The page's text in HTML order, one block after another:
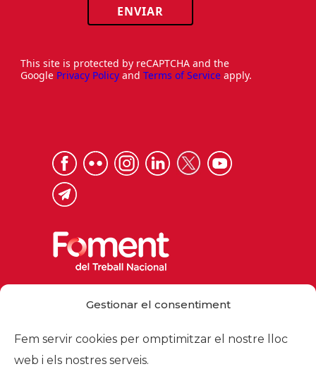
Gestionar el consentiment
Fem servir cookies per omptimitzar el nostre lloc
web i els nostres serveis.
ENVIAR
This site is protected by reCAPTCHA and the
Google Privacy Policy and Terms of Service apply.
foment@foment.com